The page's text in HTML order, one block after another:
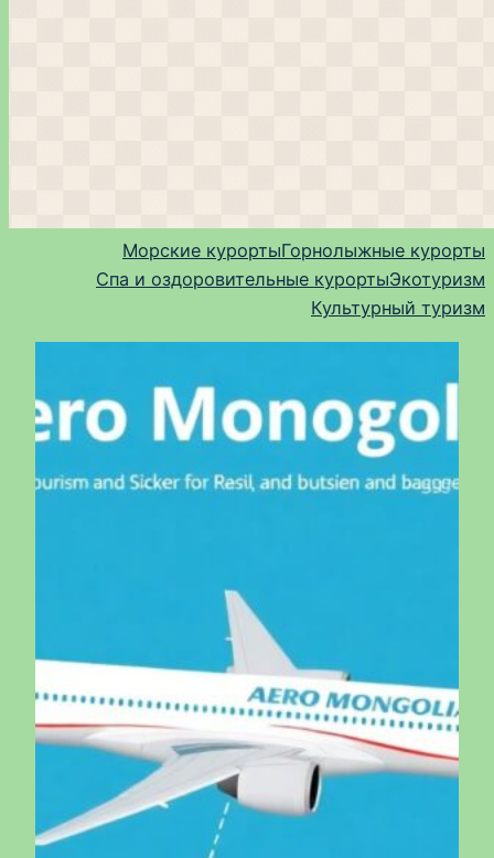
Морские курортыГорнолыжные курорты
Спа и оздоровительные курортыЭкотуризм
Культурный туризм